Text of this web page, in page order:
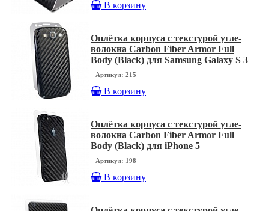
В корзину
Оплётка корпуса с текстурой угле-
волокна Carbon Fiber Armor Full
Body (Black) для Samsung Galaxy S 3
Артикул: 215
В корзину
Оплётка корпуса с текстурой угле-
волокна Carbon Fiber Armor Full
Body (Black) для iPhone 5
Артикул: 198
В корзину